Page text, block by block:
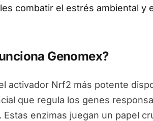
combatir el estrés ambiental y
Genomex?
activador Nrf2 más potente
que regula los genes
Estas enzimas juegan un papel